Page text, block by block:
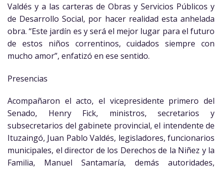
Valdés y a las carteras de Obras y Servicios Públicos y
de Desarrollo Social, por hacer realidad esta anhelada
obra. “Este jardín es y será el mejor lugar para el futuro
de estos niños correntinos, cuidados siempre con
mucho amor”, enfatizó en ese sentido.
Presencias
Acompañaron el acto, el vicepresidente primero del
Senado, Henry Fick, ministros, secretarios y
subsecretarios del gabinete provincial, el intendente de
Ituzaingó, Juan Pablo Valdés, legisladores, funcionarios
municipales, el director de los Derechos de la Niñez y la
Familia, Manuel Santamaría, demás autoridades,